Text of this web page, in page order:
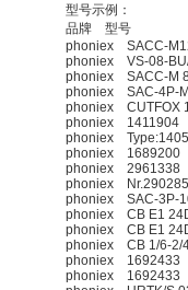
型号示例：
品牌 型号
phoniex SACC-
phoniex VS-08-
phoniex SACC-M
phoniex SAC-4P-
phoniex CUTFOX
phoniex 1411904
phoniex
phoniex 1689200
phoniex 2961338
phoniex
phoniex SAC-3P-
phoniex CB E1
phoniex CB E1
phoniex CB 1/6-2/
phoniex 1692433
phoniex 1692433